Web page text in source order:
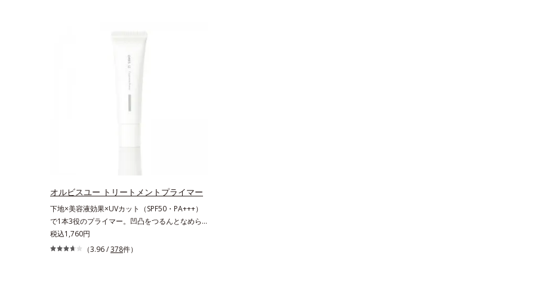
オルビスユー トリートメントプライマー
下地×美容液効果×UVカット（SPF50・PA+++）
で1本3役のプライマー。凹凸をつるんとなめら
かに(*1)整え、化粧ノリUPの高機能化粧下
地。“塗るたび高まる、素肌の美しさ” 肌本来の美
税込1,760円
（3.96 /378件）